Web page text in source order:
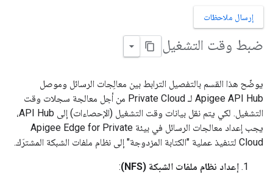
إرسال ملاحظات
ضبط وقت التشغيل
يوضّح هذا القسم بالتفصيل الترابط بين معالِجات الرسائل وموصل
Apigee API Hub لـ Private Cloud من أجل معالجة سجلات وقت
التشغيل. لكي يتم نقل بيانات وقت التشغيل (الإحصاءات) إلى API Hub،
يجب إعداد معالجات الرسائل في بيئة Apigee Edge for Private
Cloud لتنفيذ عملية "الكتابة المزدوجة" إلى نظام ملفات الشبكة المشترَك.
إعداد نظام ملفات الشبكة (NFS)
: